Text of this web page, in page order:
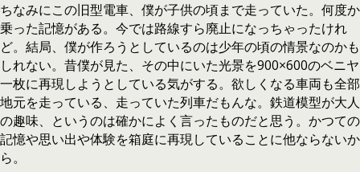
ちなみにこの旧型電車、僕が子供の頃まで走っていた。何度か
乗った記憶がある。今では路線すら廃止になっちゃったけれ
ど。結局、僕が作ろうとしているのは少年の頃の情景なのかも
しれない。昔僕が見た、その中にいた光景を900×600のベニヤ
一枚に再現しようとしている気がする。欲しくなる車両も全部
地元を走っている、走っていた列車だもんな。鉄道模型が大人
の趣味、というのは確かによく言ったものだと思う。かつての
記憶や思い出や体験を箱庭に再現していることに他ならないか
ら。